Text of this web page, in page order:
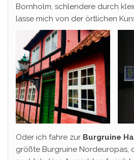
Bornholm, schlendere durch
lasse mich von der örtlichen
Oder ich fahre zur Burgruine
größte Burgruine Nordeuropas,